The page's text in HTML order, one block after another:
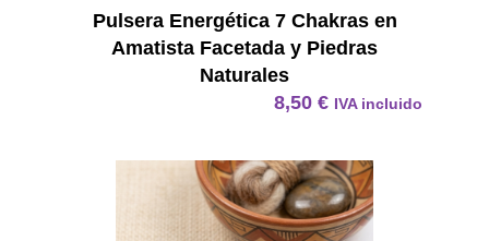
Pulsera Energética 7 Chakras en
Amatista Facetada y Piedras
Naturales
8,50 € IVA incluido